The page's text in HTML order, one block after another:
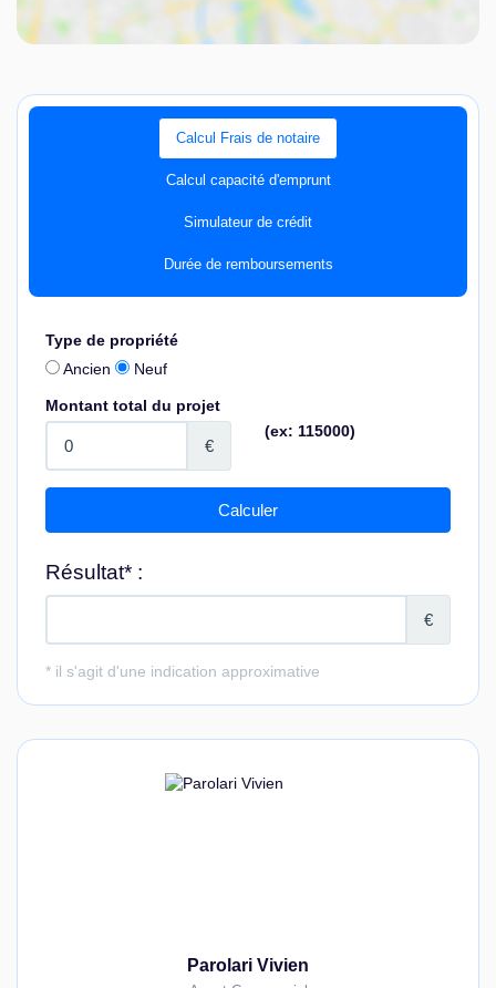
Calcul Frais de notaire
Calcul capacité d'emprunt
Simulateur de crédit
Durée de remboursements
Parolari Vivien